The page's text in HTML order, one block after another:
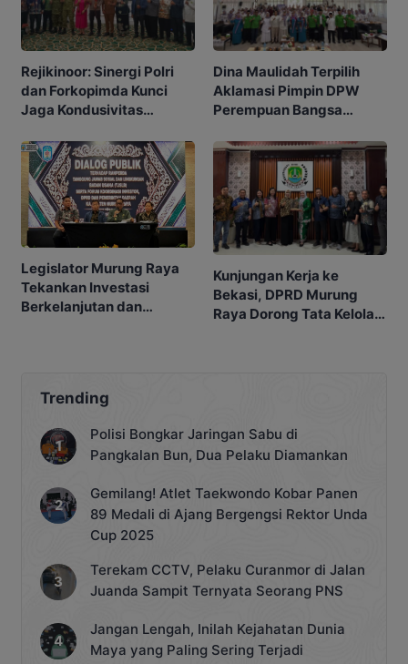
Rejikinoor: Sinergi Polri
dan Forkopimda Kunci
Jaga Kondusivitas
Dina Maulidah Terpilih
Aklamasi Pimpin DPW
Perempuan Bangsa
Legislator Murung Raya
Tekankan Investasi
Berkelanjutan dan
Kunjungan Kerja ke
Bekasi, DPRD Murung
Raya Dorong Tata Kelola
Trending
Polisi Bongkar Jaringan Sabu di
Pangkalan Bun, Dua Pelaku Diamankan
Gemilang! Atlet Taekwondo Kobar Panen
89 Medali di Ajang Bergengsi Rektor Unda
Cup 2025
Terekam CCTV, Pelaku Curanmor di Jalan
Juanda Sampit Ternyata Seorang PNS
Jangan Lengah, Inilah Kejahatan Dunia
Maya yang Paling Sering Terjadi